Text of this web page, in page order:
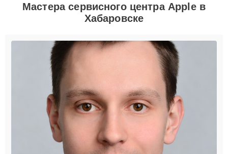
Мастера сервисного центра Apple в
Хабаровске